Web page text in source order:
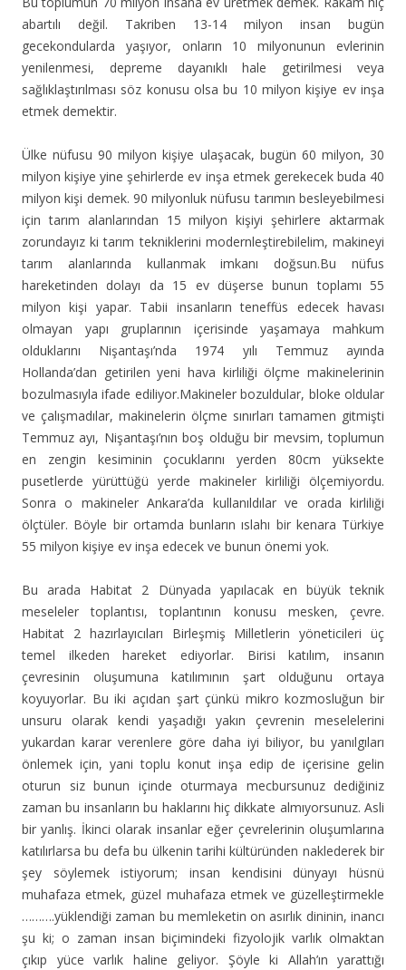
abartılı değil. Takriben 13-14 milyon insan bugün
gecekondularda yaşıyor, onların 10 milyonunun evlerinin
yenilenmesi, depreme dayanıklı hale getirilmesi veya
sağlıklaştırılması söz konusu olsa bu 10 milyon kişiye ev inşa
etmek demektir.
Ülke nüfusu 90 milyon kişiye ulaşacak, bugün 60 milyon, 30
milyon kişiye yine şehirlerde ev inşa etmek gerekecek buda 40
milyon kişi demek. 90 milyonluk nüfusu tarımın besleyebilmesi
için tarım alanlarından 15 milyon kişiyi şehirlere aktarmak
zorundayız ki tarım tekniklerini modernleştirebilelim, makineyi
tarım alanlarında kullanmak imkanı doğsun.Bu nüfus
hareketinden dolayı da 15 ev düşerse bunun toplamı 55
milyon kişi yapar. Tabii insanların teneffüs edecek havası
olmayan yapı gruplarının içerisinde yaşamaya mahkum
olduklarını Nişantaşı’nda 1974 yılı Temmuz ayında
Hollanda’dan getirilen yeni hava kirliliği ölçme makinelerinin
bozulmasıyla ifade ediliyor.Makineler bozuldular, bloke oldular
ve çalışmadılar, makinelerin ölçme sınırları tamamen gitmişti
Temmuz ayı, Nişantaşı’nın boş olduğu bir mevsim, toplumun
en zengin kesiminin çocuklarını yerden 80cm yüksekte
pusetlerde yürüttüğü yerde makineler kirliliği ölçemiyordu.
Sonra o makineler Ankara’da kullanıldılar ve orada kirliliği
ölçtüler. Böyle bir ortamda bunların ıslahı bir kenara Türkiye
55 milyon kişiye ev inşa edecek ve bunun önemi yok.
Bu arada Habitat 2 Dünyada yapılacak en büyük teknik
meseleler toplantısı, toplantının konusu mesken, çevre.
Habitat 2 hazırlayıcıları Birleşmiş Milletlerin yöneticileri üç
temel ilkeden hareket ediyorlar. Birisi katılım, insanın
çevresinin oluşumuna katılımının şart olduğunu ortaya
koyuyorlar. Bu iki açıdan şart çünkü mikro kozmosluğun bir
unsuru olarak kendi yaşadığı yakın çevrenin meselelerini
yukardan karar verenlere göre daha iyi biliyor, bu yanılgıları
önlemek için, yani toplu konut inşa edip de içerisine gelin
oturun siz bunun içinde oturmaya mecbursunuz dediğiniz
zaman bu insanların bu haklarını hiç dikkate almıyorsunuz. Asli
bir yanlış. İkinci olarak insanlar eğer çevrelerinin oluşumlarına
katılırlarsa bu defa bu ülkenin tarihi kültüründen naklederek bir
şey söylemek istiyorum; insan kendisini dünyayı hüsnü
muhafaza etmek, güzel muhafaza etmek ve güzelleştirmekle
……….yüklendiği zaman bu memleketin on asırlık dininin, inancı
şu ki; o zaman insan biçimindeki fizyolojik varlık olmaktan
çıkıp yüce varlık haline geliyor. Şöyle ki Allah’ın yarattığı